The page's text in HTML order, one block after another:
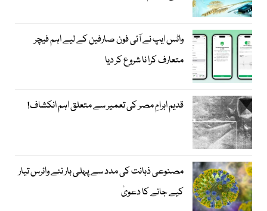
واٹس ایپ نے آئی فون صارفین کے لیے اہم فیچر
متعارف کرا نا شروع کر دیا
قدیم اہرامِ مصر کی تعمیر سے متعلق اہم انکشاف!
مصنوعی ذہانت کی مدد سے پہلی بار نئے وائرس تیار
کیے جانے کا دعویٰ